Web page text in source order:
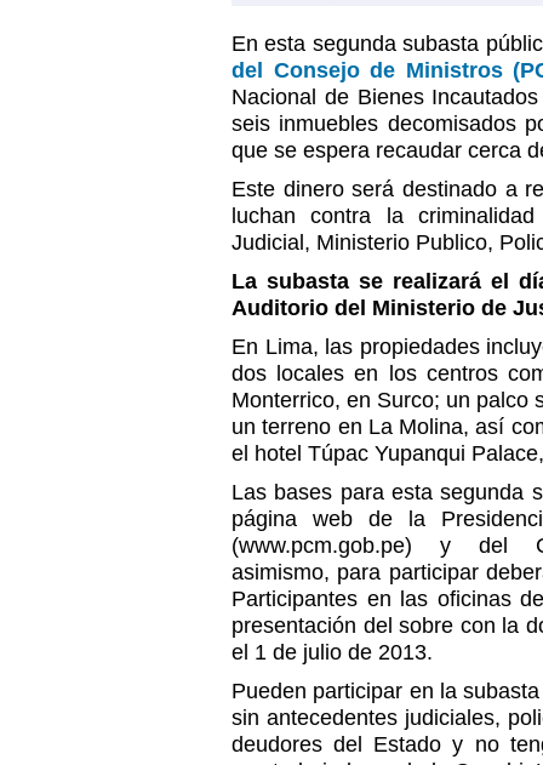
En esta segunda subasta
del Consejo de Ministros
Nacional de Bienes
seis inmuebles decomisados
que se espera recaudar cerca
Este dinero será destinado a
luchan contra la
Judicial, Ministerio Publico,
La subasta se realizará el
Auditorio del Ministerio de
En Lima, las propiedades
dos locales en los centros
Monterrico, en Surco; un palco
un terreno en La Molina, así
el hotel Túpac Yupanqui
Las bases para esta segunda
página web de la
(www.pcm.gob.pe) y del
asimismo, para participar
Participantes en las oficinas
presentación del sobre con la
el 1 de julio de 2013.
Pueden participar en la
sin antecedentes judiciales,
deudores del Estado y no